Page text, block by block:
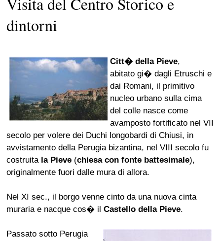
dintorni
Citt� della Pieve,
abitato gi� dagli Etruschi e
dai Romani, il primitivo
nucleo urbano sulla cima
del colle nasce come
avamposto fortificato nel VII
secolo per volere dei Duchi longobardi di Chiusi, in
avvistamento della Perugia bizantina, nel VIII secolo fu
costruita la Pieve (chiesa con fonte battesimale),
originalmente fuori dalle mura di allora.
Nel XI sec., il borgo venne cinto da una nuova cinta
muraria e nacque cos� ilCastello della Pieve.
Passato sotto Perugia